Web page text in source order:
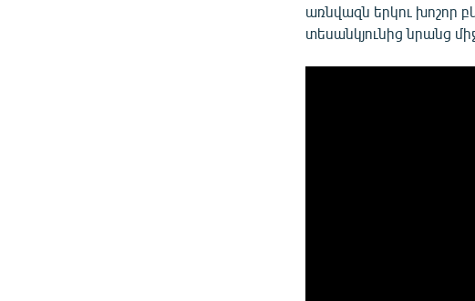
առնվազն երկու խոշոր
տեսանկյունից նրանց